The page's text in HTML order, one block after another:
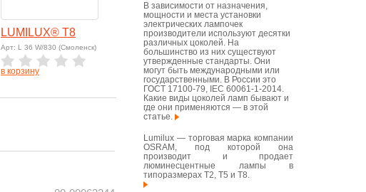
LUMILUX® T8
Арт: L 36 W/830 (Смоленск)
в корзину
LUMILUX® T8
Арт: L 36 W/840
в корзину
LUMILUX® T8
Арт: L 36 W/830
(нет на складе)
В зависимости от назначения,
мощности и места установки
электрических лампочек
производители используют десятки
различных цоколей. На
большинство из них существуют
утвержденные стандарты. Они
могут быть международными или
государственными. В России это
ГОСТ 17100-79, IEC 60061-1-2014.
Какие виды цоколей ламп бывают и
где они применяются — в этой
статье.
Lumilux — торговая марка компании
OSRAM, под которой она
производит и продает
люминесцентные лампы в
типоразмерах T2, T5 и T8.